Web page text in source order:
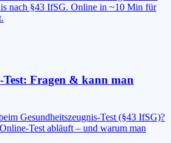
nach §43 IfSG. Online in ~10 Min für
Test: Fragen & kann man
Gesundheitszeugnis-Test (§43 IfSG)?
Test abläuft – und warum man